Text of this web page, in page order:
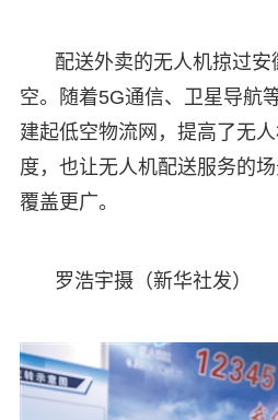
配送外卖的无人机掠过
空。随着5G通信、卫星导航
建起低空物流网，提高了无
度，也让无人机配送服务的场
覆盖更广。
罗浩宇摄（新华社发）